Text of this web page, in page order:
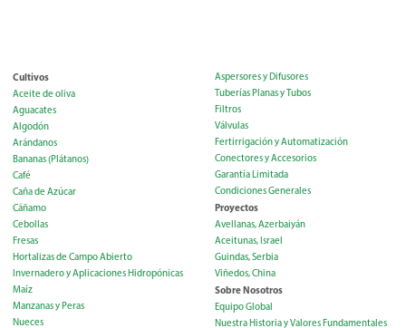
Cultivos
Aceite de oliva
Aguacates
Algodón
Arándanos
Bananas (Plátanos)
Café
Caña de Azúcar
Cáñamo
Cebollas
Fresas
Hortalizas de Campo Abierto
Invernadero y Aplicaciones Hidropónicas
Maíz
Manzanas y Peras
Nueces
Aspersores y Difusores
Tuberías Planas y Tubos
Filtros
Válvulas
Fertirrigación y Automatización
Conectores y Accesorios
Garantía Limitada
Condiciones Generales
Proyectos
Avellanas, Azerbaiyán
Aceitunas, Israel
Guindas, Serbia
Viñedos, China
Sobre Nosotros
Equipo Global
Nuestra Historia y Valores Fundamentales